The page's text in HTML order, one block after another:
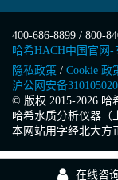
400-686-8899 / 800-
哈希HACH中国官网
隐私政策 / Cookie 政
沪公网安备
© 版权 2015-2026 哈
哈希水质分析仪器（
本网站用字经北大方
在线咨